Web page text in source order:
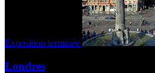
Exposition terminée
Londres